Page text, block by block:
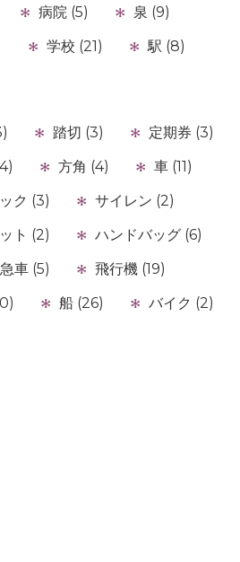
病院 (5)
泉 (9)
学校 (21) 駅 (8)
踏切 (3)
定期券 (3)
方角 (4)
車 (11)
ク (3)
サイレン (2)
ト (2)
ハンドバッグ (6)
車 (5)
飛行機 (19)
船 (26) バイク (2)